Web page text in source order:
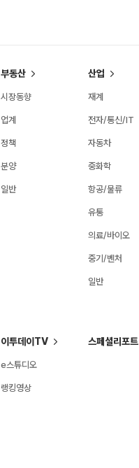
부동산
시장동향
업계
정책
분양
일반
산업
재계
전자/통신/IT
자동차
중화학
항공/물류
유통
의료/바이오
중기/벤처
일반
이투데이TV
e스튜디오
랭킹영상
스페셜리포트